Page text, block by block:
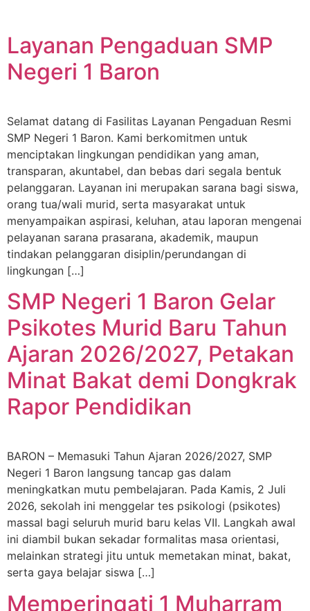
Layanan Pengaduan SMP
Negeri 1 Baron
Selamat datang di Fasilitas Layanan Pengaduan Resmi
SMP Negeri 1 Baron. Kami berkomitmen untuk
menciptakan lingkungan pendidikan yang aman,
transparan, akuntabel, dan bebas dari segala bentuk
pelanggaran. Layanan ini merupakan sarana bagi siswa,
orang tua/wali murid, serta masyarakat untuk
menyampaikan aspirasi, keluhan, atau laporan mengenai
pelayanan sarana prasarana, akademik, maupun
tindakan pelanggaran disiplin/perundangan di
lingkungan […]
SMP Negeri 1 Baron Gelar
Psikotes Murid Baru Tahun
Ajaran 2026/2027, Petakan
Minat Bakat demi Dongkrak
Rapor Pendidikan
BARON – Memasuki Tahun Ajaran 2026/2027, SMP
Negeri 1 Baron langsung tancap gas dalam
meningkatkan mutu pembelajaran. Pada Kamis, 2 Juli
2026, sekolah ini menggelar tes psikologi (psikotes)
massal bagi seluruh murid baru kelas VII. Langkah awal
ini diambil bukan sekadar formalitas masa orientasi,
melainkan strategi jitu untuk memetakan minat, bakat,
serta gaya belajar siswa […]
Memperingati 1 Muharram